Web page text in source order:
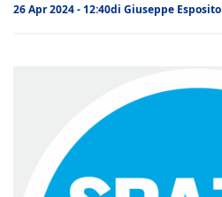
26 Apr 2024 - 12:40di Giuseppe Esposito